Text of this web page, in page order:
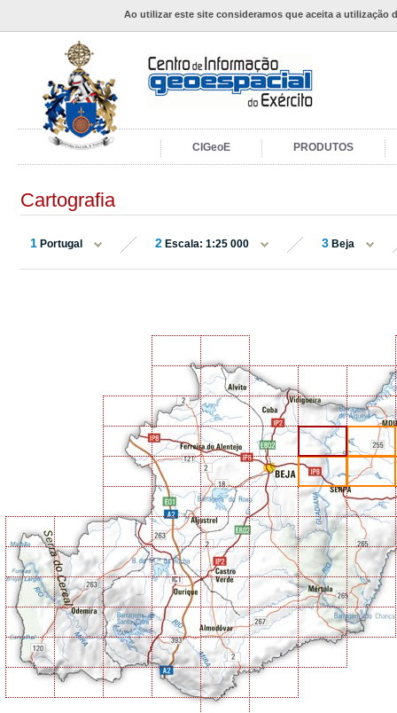
Ao utilizar este site consideramos que aceita a utilização
CIGeoE PRODUTOS
Cartografia
1 Portugal 2 Escala: 1:25 000 3 Beja